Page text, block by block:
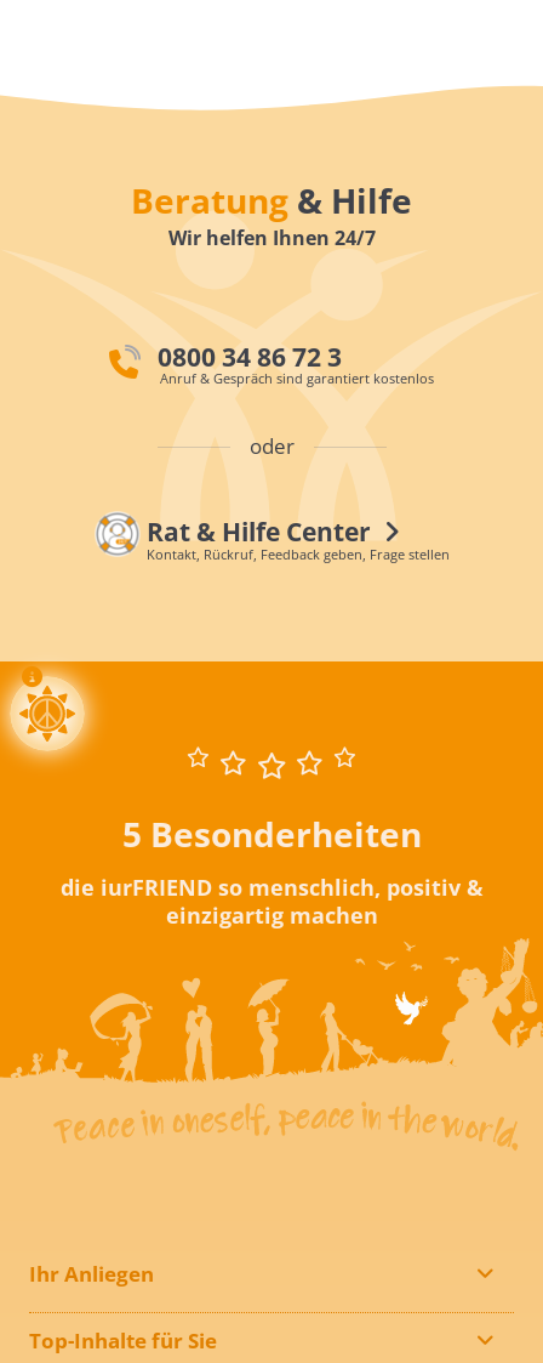
Beratung & Hilfe
Wir helfen Ihnen 24/7
0800 34 86 72 3
Anruf & Gespräch sind garantiert kostenlos
oder
Rat & Hilfe Center
Kontakt, Rückruf, Feedback geben, Frage stellen
5 Besonderheiten
die iurFRIEND so menschlich, positiv &
einzigartig machen
Ihr Anliegen
Top-Inhalte für Sie